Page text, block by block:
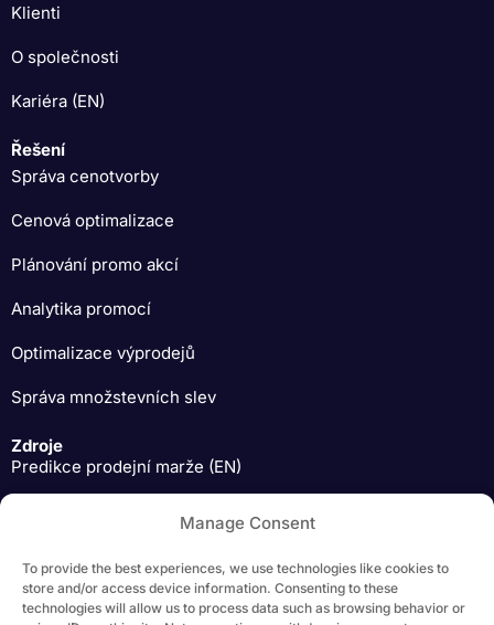
Manage Consent
To provide the best experiences, we use technologies like cookies to
store and/or access device information. Consenting to these
technologies will allow us to process data such as browsing behavior or
Klienti
O společnosti
Kariéra (EN)
Řešení
Správa cenotvorby
Cenová optimalizace
Plánování promo akcí
Analytika promocí
Optimalizace výprodejů
Správa množstevních slev
Zdroje
Predikce prodejní marže (EN)